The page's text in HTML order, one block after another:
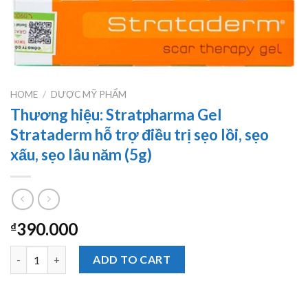
HOME / DƯỢC MỸ PHẨM
Thương hiệu: Stratpharma Gel
Strataderm hỗ trợ điều trị sẹo lồi, sẹo
xấu, sẹo lâu năm (5g)
₫390.000
Thương hiệu: Stratpharma Gel Strataderm hỗ trợ điều trị sẹo
ADD TO CART